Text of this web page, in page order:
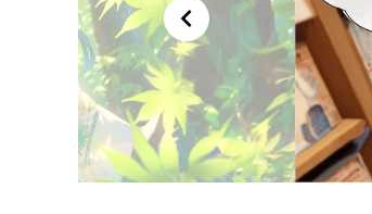
chevron_left